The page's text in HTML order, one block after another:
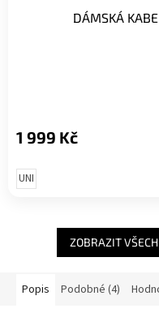
DÁMSKÁ
1 999 Kč
UNI
ZOBRAZIT
Popis Podobné (4)